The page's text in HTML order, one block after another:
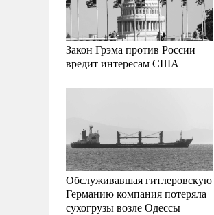
Закон Грэма против России
вредит интересам США
Обслуживавшая гитлеровскую
Германию компания потеряла
сухогрузы возле Одессы